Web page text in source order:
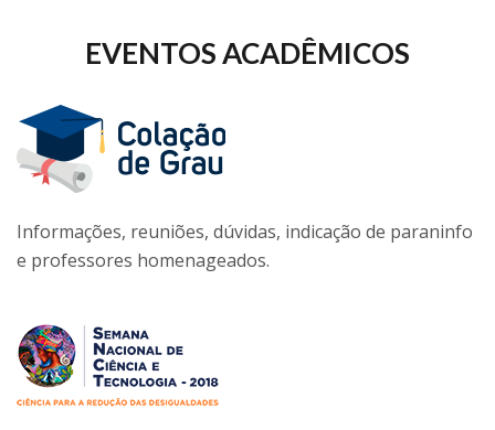
EVENTOS ACADÊMICOS
Informações, reuniões, dúvidas, indicação de paraninfo
e professores homenageados.